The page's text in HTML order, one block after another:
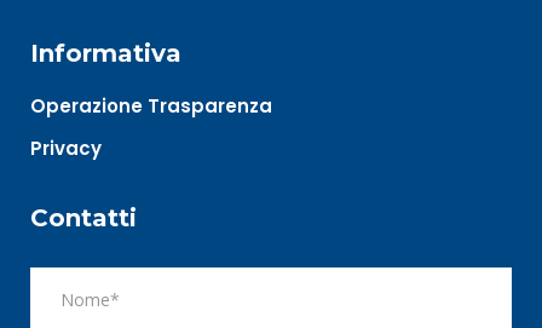
Informativa
Operazione Trasparenza
Privacy
Contatti